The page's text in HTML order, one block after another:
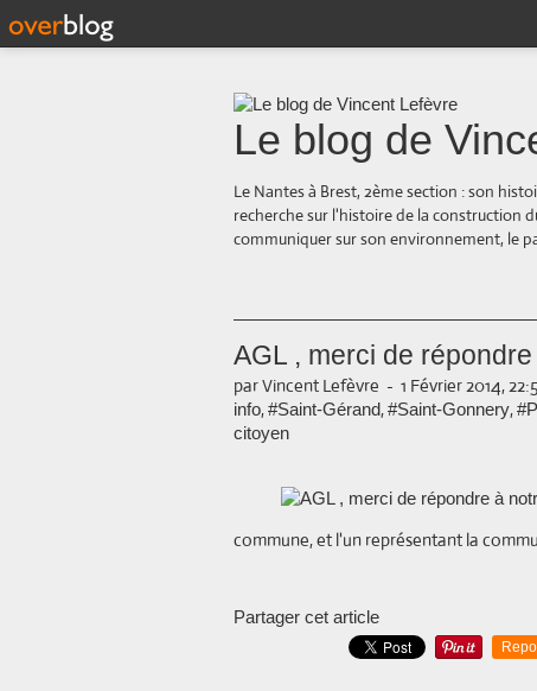
Le blog de
Le Nantes à Brest, 2ème section : son
recherche sur l'histoire de la construction
communiquer sur son environnement, le
AGL , merci de
par Vincent Lefèvre - 1 Février 2014,
info,#Saint-Gérand,#Saint-Gonnery,
citoyen
commune, et l'un représentant la
Partager cet article